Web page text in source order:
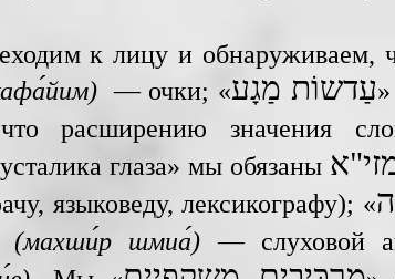
к лицу и обнаруживаем,
— очки; «עַדשוֹת מַגָע
расширению значения
глаза» мы обязаны
языковеду, лексикографу); «
(махши́р шмиа́) — слуховой